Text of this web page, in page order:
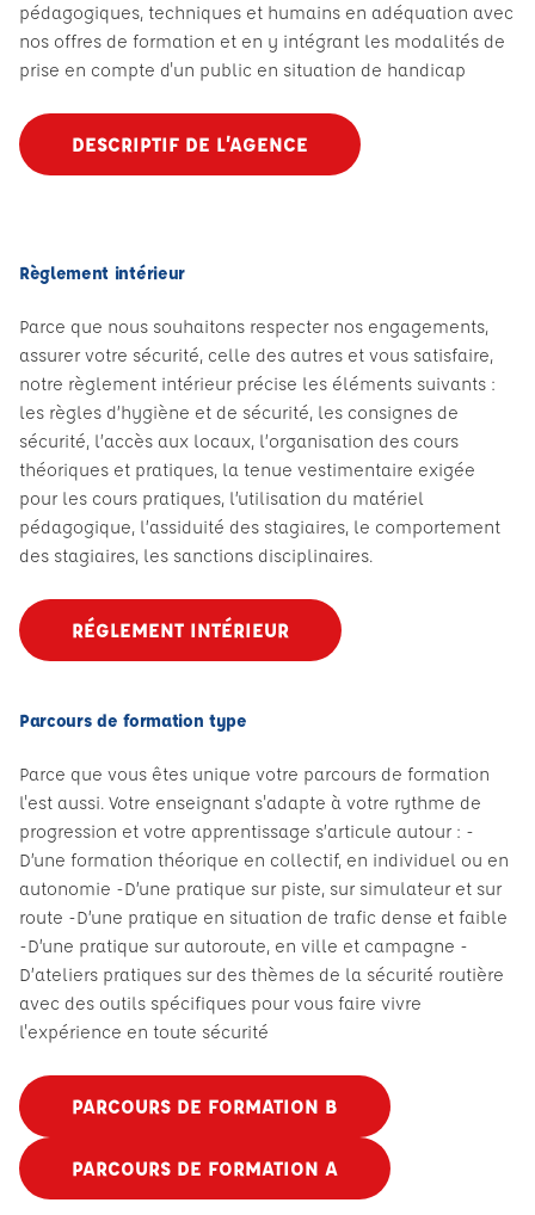
pédagogiques, techniques et humains en adéquation avec
nos offres de formation et en y intégrant les modalités de
prise en compte d'un public en situation de handicap
DESCRIPTIF DE L’AGENCE
Règlement intérieur
Parce que nous souhaitons respecter nos engagements,
assurer votre sécurité, celle des autres et vous satisfaire,
notre règlement intérieur précise les éléments suivants :
les règles d’hygiène et de sécurité, les consignes de
sécurité, l’accès aux locaux, l’organisation des cours
théoriques et pratiques, la tenue vestimentaire exigée
pour les cours pratiques, l’utilisation du matériel
pédagogique, l’assiduité des stagiaires, le comportement
des stagiaires, les sanctions disciplinaires.
RÉGLEMENT INTÉRIEUR
Parcours de formation type
Parce que vous êtes unique votre parcours de formation
l'est aussi. Votre enseignant s'adapte à votre rythme de
progression et votre apprentissage s’articule autour : -
D’une formation théorique en collectif, en individuel ou en
autonomie -D’une pratique sur piste, sur simulateur et sur
route -D’une pratique en situation de trafic dense et faible
-D’une pratique sur autoroute, en ville et campagne -
D’ateliers pratiques sur des thèmes de la sécurité routière
avec des outils spécifiques pour vous faire vivre
l'expérience en toute sécurité
PARCOURS DE FORMATION B
PARCOURS DE FORMATION A